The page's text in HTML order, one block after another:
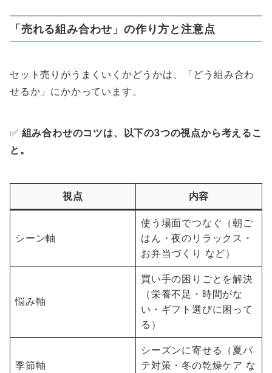
「売れる組み合わせ」の作り方と注意点
セット売りがうまくいくかどうかは、「どう組み合わ
せるか」にかかっています。
✅ 組み合わせのコツは、以下の3つの視点から考えるこ
と。
視点 内容
シーン軸
使う場面でつなぐ（朝ご
はん・夜のリラックス・
お弁当づくり など）
悩み軸
買い手の困りごとを解決
（栄養不足・時間がな
い・ギフト選びに困って
る）
季節軸
シーズンに寄せる（夏バ
テ対策・冬の乾燥ケア な